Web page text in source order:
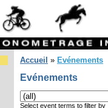
Accueil » Evénements
Evénements
Select event terms to filter by